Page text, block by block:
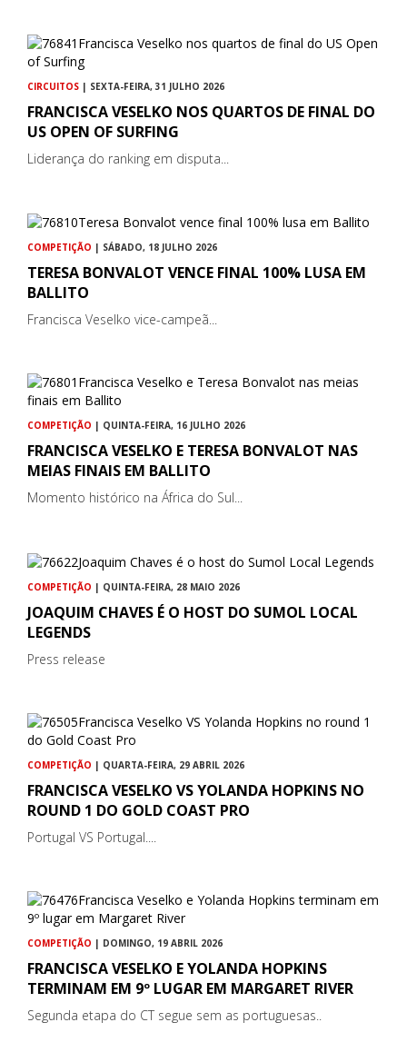
CIRCUITOS | SEXTA-FEIRA, 31 JULHO 2026
FRANCISCA VESELKO NOS QUARTOS DE FINAL DO
US OPEN OF SURFING
Liderança do ranking em disputa...
COMPETIÇÃO | SÁBADO, 18 JULHO 2026
TERESA BONVALOT VENCE FINAL 100% LUSA EM
BALLITO
Francisca Veselko vice-campeã...
COMPETIÇÃO | QUINTA-FEIRA, 16 JULHO 2026
FRANCISCA VESELKO E TERESA BONVALOT NAS
MEIAS FINAIS EM BALLITO
Momento histórico na África do Sul...
COMPETIÇÃO | QUINTA-FEIRA, 28 MAIO 2026
JOAQUIM CHAVES É O HOST DO SUMOL LOCAL
LEGENDS
Press release
COMPETIÇÃO | QUARTA-FEIRA, 29 ABRIL 2026
FRANCISCA VESELKO VS YOLANDA HOPKINS NO
ROUND 1 DO GOLD COAST PRO
Portugal VS Portugal....
COMPETIÇÃO | DOMINGO, 19 ABRIL 2026
FRANCISCA VESELKO E YOLANDA HOPKINS
TERMINAM EM 9º LUGAR EM MARGARET RIVER
Segunda etapa do CT segue sem as portuguesas..